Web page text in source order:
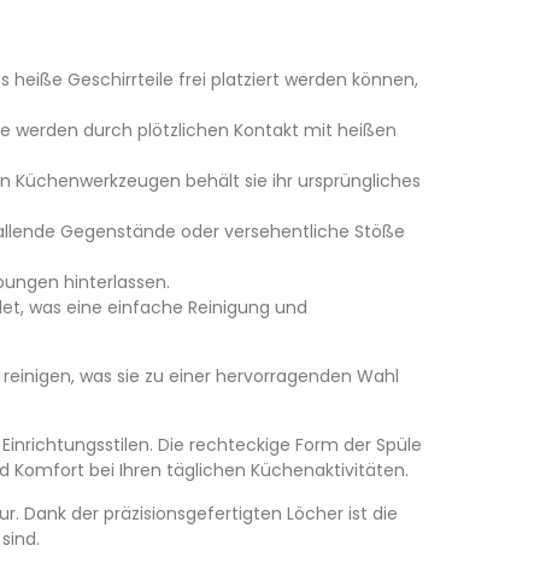
heiße Geschirrteile frei platziert werden können,
werden durch plötzlichen Kontakt mit heißen
behält sie ihr ursprüngliches
Gegenstände oder versehentliche Stöße
hinterlassen.
was eine einfache Reinigung und
was sie zu einer hervorragenden Wahl
Die rechteckige Form der Spüle
Komfort bei Ihren täglichen Küchenaktivitäten.
Dank der präzisionsgefertigten Löcher ist die